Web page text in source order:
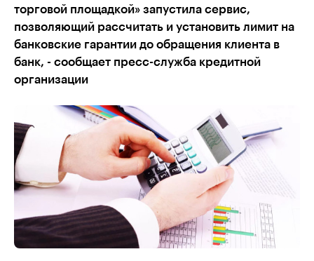
торговой площадкой» запустила сервис,
позволяющий рассчитать и установить лимит на
банковские гарантии до обращения клиента в
банк, - сообщает пресс-служба кредитной
организации